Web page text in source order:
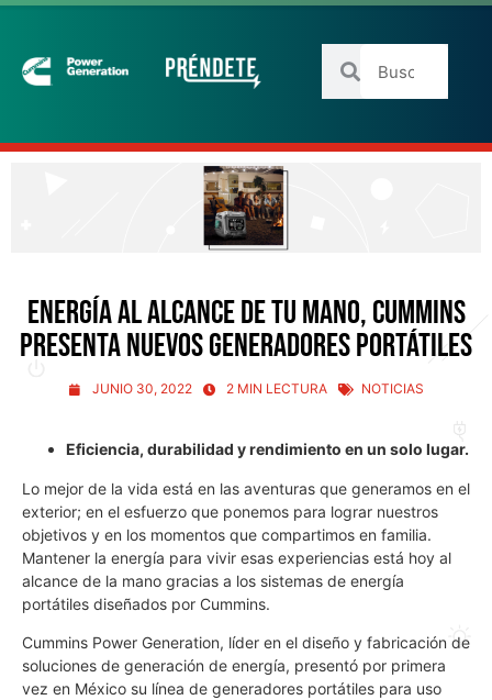
Energía al alcance de tu mano, Cummins
presenta nuevos generadores portátiles
JUNIO 30, 2022 2 MIN LECTURA NOTICIAS
Eficiencia, durabilidad y rendimiento en un solo lugar.
Lo mejor de la vida está en las aventuras que generamos en el
exterior; en el esfuerzo que ponemos para lograr nuestros
objetivos y en los momentos que compartimos en familia.
Mantener la energía para vivir esas experiencias está hoy al
alcance de la mano gracias a los sistemas de energía
portátiles diseñados por Cummins.
Cummins Power Generation, líder en el diseño y fabricación de
soluciones de generación de energía, presentó por primera
vez en México su línea de generadores portátiles para uso